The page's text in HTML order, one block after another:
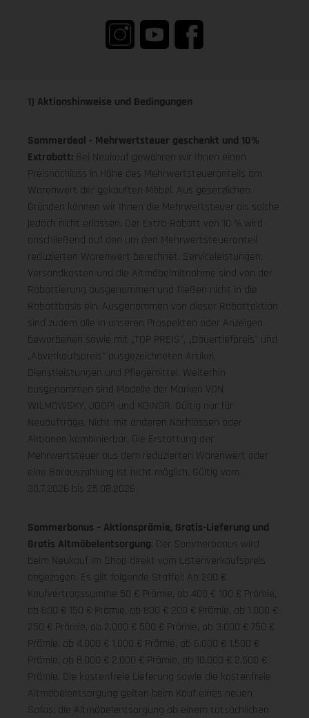
1) Aktionshinweise und Bedingungen
Sommerdeal - Mehrwertsteuer geschenkt und 10%
Extrabatt: Bei Neukauf gewähren wir Ihnen einen
Preisnachlass in Höhe des Mehrwertsteueranteils am
Warenwert der gekauften Möbel. Aus gesetzlichen
Gründen können wir Ihnen die Mehrwertsteuer als solche
jedoch nicht erlassen. Der Extra-Rabatt von 10 % wird
anschließend auf den um den Mehrwertsteueranteil
reduzierten Warenwert berechnet. Serviceleistungen,
Versandkosten und die Altmöbelmitnahme sind von der
Rabattierung ausgenommen und fließen nicht in die
Rabattbasis ein. Ausgenommen von dieser Rabattaktion
sind zudem alle in unseren Prospekten oder Anzeigen
beworbenen sowie mit „TOP PREIS", „Dauertiefpreis" und
„Abverkaufspreis" ausgezeichneten Artikel,
Dienstleistungen und Pflegemittel. Weiterhin
ausgenommen sind Modelle der Marken VON
WILMOWSKY, JOOP! und KOINOR. Gültig nur für
Neuaufträge. Nicht mit anderen Nachlässen oder
Aktionen kombinierbar. Die Erstattung der
Mehrwertsteuer aus dem reduzierten Warenwert oder
eine Barauszahlung ist nicht möglich. Gültig vom
30.7.2026 bis 25.08.2026
Sommerbonus – Aktionsprämie, Gratis-Lieferung und
Gratis Altmöbelentsorgung: Der Sommerbonus wird
beim Neukauf im Shop direkt vom Listenverkaufspreis
abgezogen. Es gilt folgende Staffel: Ab 200 €
Kaufvertragssumme 50 € Prämie, ab 400 € 100 € Prämie,
ab 600 € 150 € Prämie, ab 800 € 200 € Prämie, ab 1.000 €
250 € Prämie, ab 2.000 € 500 € Prämie, ab 3.000 € 750 €
Prämie, ab 4.000 € 1.000 € Prämie, ab 6.000 € 1.500 €
Prämie, ab 8.000 € 2.000 € Prämie, ab 10.000 € 2.500 €
Prämie. Die kostenfreie Lieferung sowie die kostenfreie
Altmöbelentsorgung gelten beim Kauf eines neuen
Sofas; die Altmöbelentsorgung ab einem tatsächlichen